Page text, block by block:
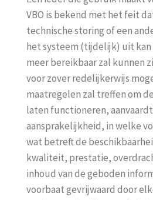
VBO is bekend met het feit
technische storing of een
het systeem (tijdelijk) uit
meer bereikbaar zal kunnen
voor zover redelijkerwijs
maatregelen zal treffen om
laten functioneren,
aansprakelijkheid, in welke
wat betreft de
kwaliteit, prestatie,
inhoud van de geboden
voorbaat gevrijwaard door